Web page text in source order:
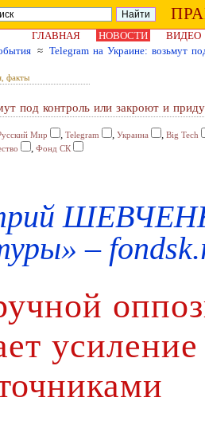
ГЛАВНАЯ НОВОСТИ
ВИДЕО
≈ Telegram на Украине: возьмут
факты
под контроль или закроют и
Мир , Telegram , Украина , Big Tech
, Фонд СК
–